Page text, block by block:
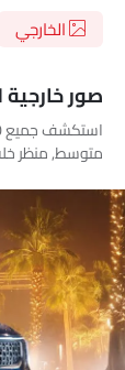
الخارجي
صور خارجية
متوسط, منظر
جانبي
الأمامي,